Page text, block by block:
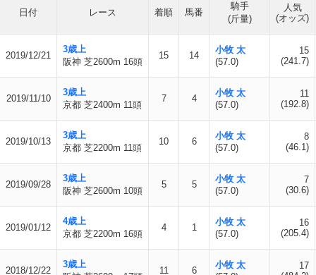
日付 レース 着順 馬番
騎手
(斤量)
人気
(オッズ)
2019/12/21
3歳上
阪神 芝2600m 16頭
15 14
小牧 太
(57.0)
15
(241.7)
2019/11/10
3歳上
京都 芝2400m 11頭
7 4
小牧 太
(57.0)
11
(192.8)
2019/10/13
3歳上
京都 芝2200m 11頭
10 6
小牧 太
(57.0)
8
(46.1)
2019/09/28
3歳上
阪神 芝2600m 10頭
5 5
小牧 太
(57.0)
7
(30.6)
2019/01/12
4歳上
京都 芝2200m 16頭
4 1
小牧 太
(57.0)
16
(205.4)
2018/12/22
3歳上
11 6
小牧 太
17